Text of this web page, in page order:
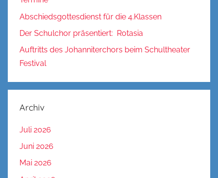
Abschiedsgottesdienst für die 4.Klassen
Der Schulchor präsentiert: Rotasia
Auftritts des Johanniterchors beim Schultheater
Festival
Archiv
Juli 2026
Juni 2026
Mai 2026